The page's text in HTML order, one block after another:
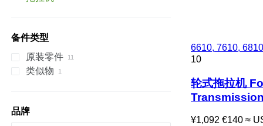
备件类型
原装零件
类似物
品牌
6610, 7610,
10
轮式拖拉机
¥1,092 €140 ≈